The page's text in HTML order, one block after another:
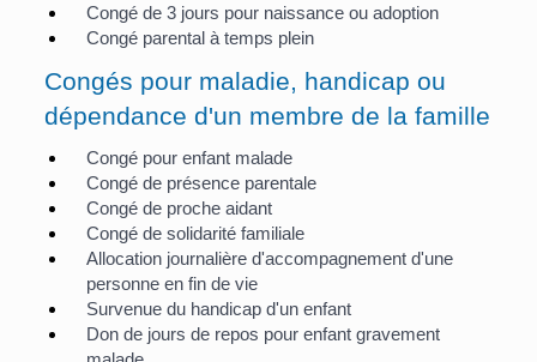
Congé de 3 jours pour naissance ou adoption
Congé parental à temps plein
Congés pour maladie, handicap ou
dépendance d'un membre de la famille
Congé pour enfant malade
Congé de présence parentale
Congé de proche aidant
Congé de solidarité familiale
Allocation journalière d'accompagnement d'une
personne en fin de vie
Survenue du handicap d'un enfant
Don de jours de repos pour enfant gravement